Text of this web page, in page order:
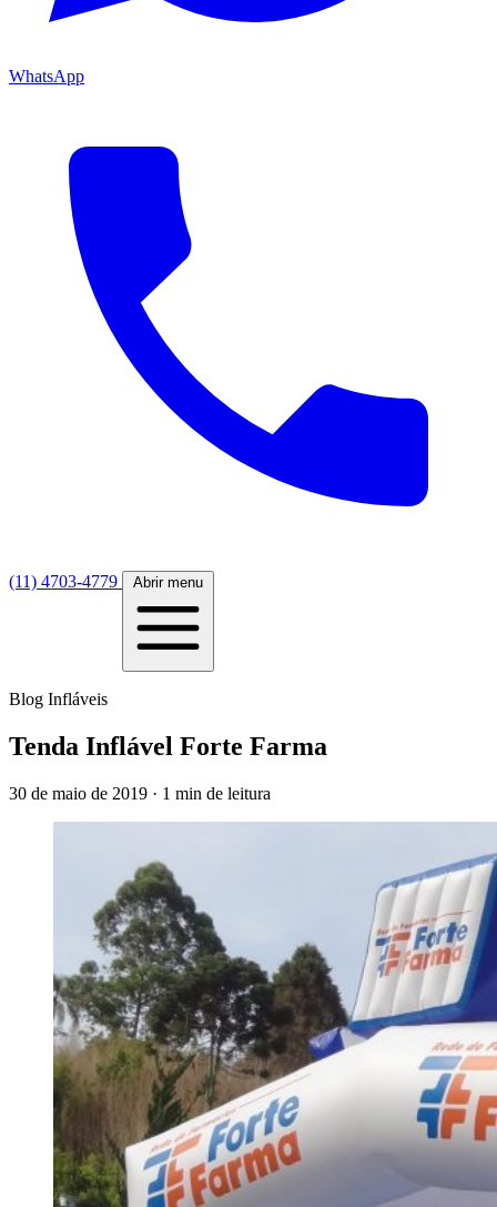
WhatsApp
(11) 4703-4779 Abrir menu
Blog Infláveis
Tenda Inflável Forte Farma
30 de maio de 2019 · 1 min de leitura